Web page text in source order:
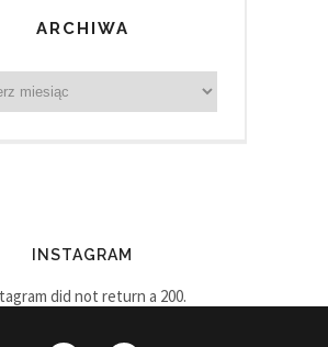
ARCHIWA
INSTAGRAM
did not return a 200.